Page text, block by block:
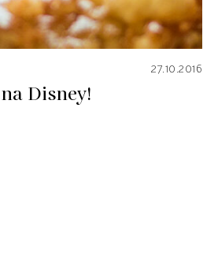
27.10.2016
Disney!